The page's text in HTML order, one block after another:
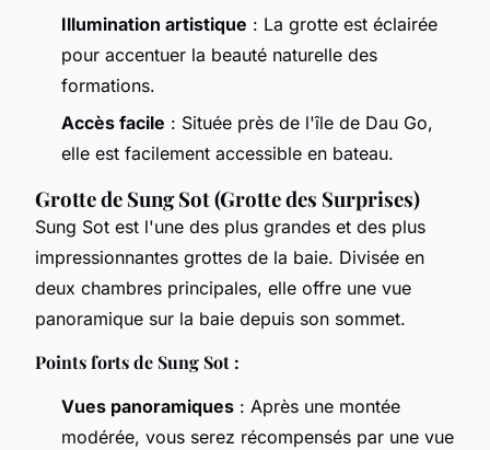
Illumination artistique : La grotte est éclairée
pour accentuer la beauté naturelle des
formations.
Accès facile : Située près de l'île de Dau Go,
elle est facilement accessible en bateau.
Grotte de Sung Sot (Grotte des Surprises)
Sung Sot est l'une des plus grandes et des plus
impressionnantes grottes de la baie. Divisée en
deux chambres principales, elle offre une vue
panoramique sur la baie depuis son sommet.
Points forts de Sung Sot :
Vues panoramiques : Après une montée
modérée, vous serez récompensés par une vue